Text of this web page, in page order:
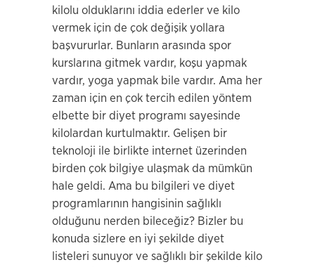
kilolu olduklarını iddia ederler ve kilo
vermek için de çok değişik yollara
başvururlar. Bunların arasında spor
kurslarına gitmek vardır, koşu yapmak
vardır, yoga yapmak bile vardır. Ama her
zaman için en çok tercih edilen yöntem
elbette bir diyet programı sayesinde
kilolardan kurtulmaktır. Gelişen bir
teknoloji ile birlikte internet üzerinden
birden çok bilgiye ulaşmak da mümkün
hale geldi. Ama bu bilgileri ve diyet
programlarının hangisinin sağlıklı
olduğunu nerden bileceğiz? Bizler bu
konuda sizlere en iyi şekilde diyet
listeleri sunuyor ve sağlıklı bir şekilde kilo